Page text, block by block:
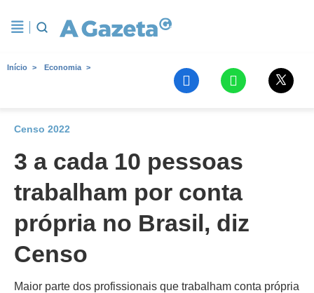
Início Economia
Censo 2022
3 a cada 10 pessoas
trabalham por conta
própria no Brasil, diz
Censo
Maior parte dos profissionais que trabalham conta própria